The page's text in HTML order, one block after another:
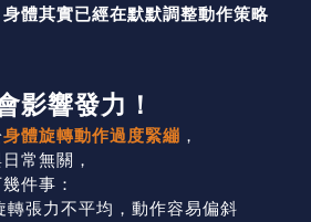
身體其實已經在默默調整動作策略
影響發力！
身體旋轉動作過度緊繃 ，
常無關，
件事：
轉張力不平均，動作容易偏斜